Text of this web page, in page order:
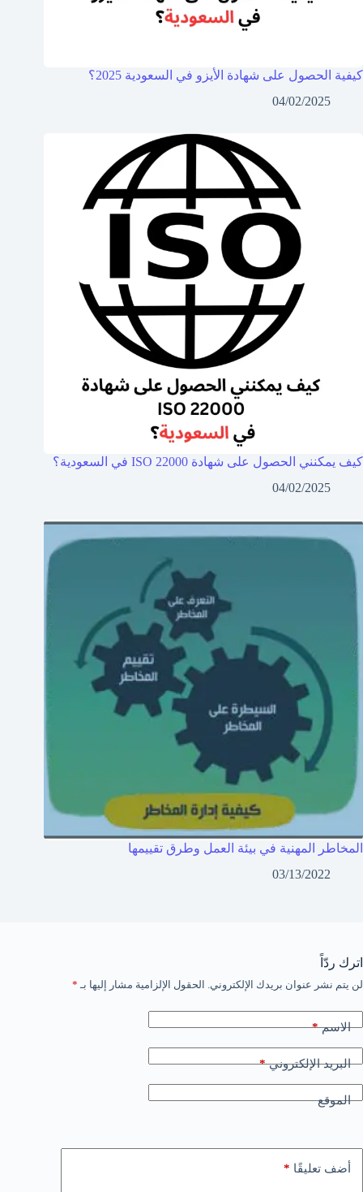
كيفية الحصول على شهادة الأيزو في السعودية 2025؟
04/02/2025
كيف يمكنني الحصول على شهادة ISO 22000 في السعودية؟
04/02/2025
المخاطر المهنية في بيئة العمل وطرق تقييمها
03/13/2022
اترك ردّاً
لن يتم نشر عنوان بريدك الإلكتروني. الحقول الإلزامية مشار إليها بـ *
الاسم*
البريد الإلكتروني*
الموقع
أضف تعليقًا *